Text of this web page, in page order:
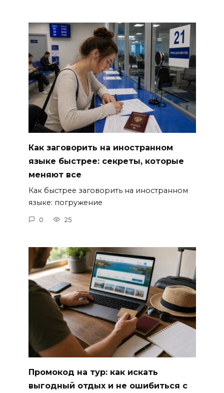
Как заговорить на иностранном
языке быстрее: секреты, которые
меняют все
Как быстрее заговорить на иностранном
языке: погружение
0 25
Промокод на тур: как искать
выгодный отдых и не ошибиться с